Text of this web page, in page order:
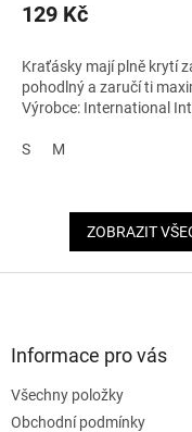
129 Kč
Kraťásky mají plně krytí
pohodlný a zaručí ti
Výrobce: International
S M
ZOBRAZIT
Informace pro vás
Všechny položky
Obchodní podmínky